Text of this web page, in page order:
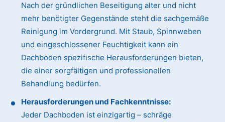
Nach der gründlichen Beseitigung alter und nicht
mehr benötigter Gegenstände steht die sachgemäße
Reinigung im Vordergrund. Mit Staub, Spinnweben
und eingeschlossener Feuchtigkeit kann ein
Dachboden spezifische Herausforderungen bieten,
die einer sorgfältigen und professionellen
Behandlung bedürfen.
Herausforderungen und Fachkenntnisse:
Jeder Dachboden ist einzigartig – schräge